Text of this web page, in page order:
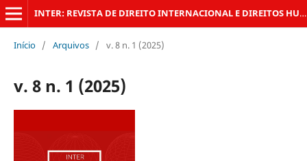
INTER: REVISTA DE DIREITO INTERNACIONAL E DIREITOS HUMANOS DA UFRJ
Início / Arquivos / v. 8 n. 1 (2025)
v. 8 n. 1 (2025)